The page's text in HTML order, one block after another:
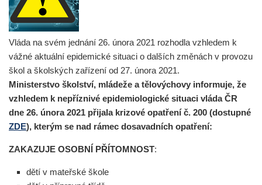
Vláda na svém jednání 26. února 2021 rozhodla vzhledem k
vážné aktuální epidemické situaci o dalších změnách v provozu
škol a školských zařízení od 27. února 2021.
Ministerstvo školství, mládeže a tělovýchovy informuje, že
vzhledem k nepříznivé epidemiologické situaci vláda ČR
dne 26. února 2021 přijala krizové opatření č. 200 (dostupné
ZDE), kterým se nad rámec dosavadních opatření:
ZAKAZUJE OSOBNÍ PŘÍTOMNOST:
dětí v mateřské škole